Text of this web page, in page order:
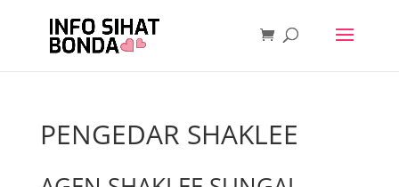
PENGEDAR SHAKLEE